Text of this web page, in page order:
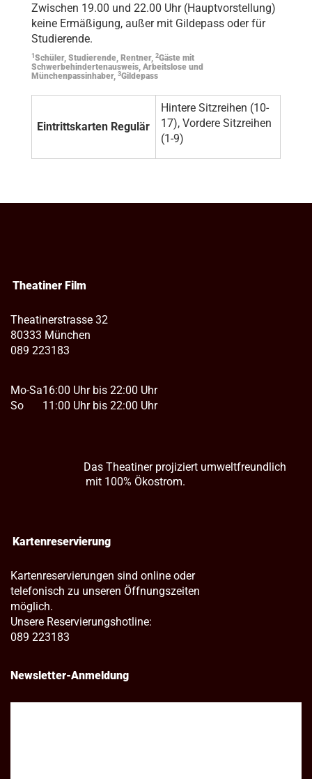
Zwischen 19.00 und 22.00 Uhr (Hauptvorstellung)
keine Ermäßigung, außer mit Gildepass oder für
Studierende.
1 Schüler, Studierende, Rentner, 2Gäste mit
Schwerbehindertenausweis, Arbeitslose und
Münchenpassinhaber, 3Gildepass
Eintrittskarten Regulär
Hintere Sitzreihen (10-
17), Vordere Sitzreihen
(1-9)
Theatiner Film
Theatinerstrasse 32
80333 München
089 223183
Mo-Sa
So
16:00 Uhr bis 22:00 Uhr
11:00 Uhr bis 22:00 Uhr
Das Theatiner projiziert umweltfreundlich
mit 100% Ökostrom.
Kartenreservierung
Kartenreservierungen sind online oder
telefonisch zu unseren Öffnungszeiten
möglich.
Unsere Reservierungshotline:
089 223183
Newsletter-Anmeldung